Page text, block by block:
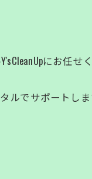
にお任せ
ルでサポートし